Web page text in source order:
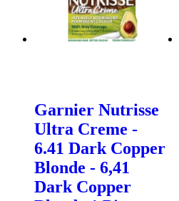
Garnier Nutrisse
Ultra Creme -
6.41 Dark Copper
Blonde - 6,41
Dark Copper